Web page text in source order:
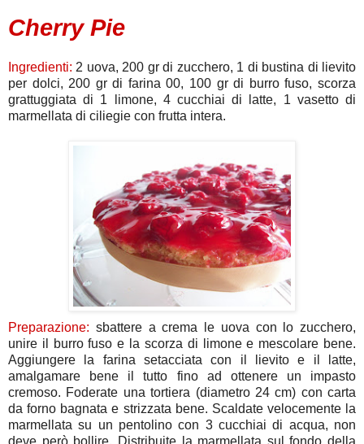
Cherry Pie
Ingredienti: 2 uova, 200 gr di zucchero, 1 di bustina di lievito
per dolci, 200 gr di farina 00, 100 gr di burro fuso, scorza
grattuggiata di 1 limone, 4 cucchiai di latte, 1 vasetto di
marmellata di ciliegie con frutta intera.
Preparazione: sbattere a crema le uova con lo zucchero,
unire il burro fuso e la scorza di limone e mescolare bene.
Aggiungere la farina setacciata con il lievito e il latte,
amalgamare bene il tutto fino ad ottenere un impasto
cremoso. Foderate una tortiera (diametro 24 cm) con carta
da forno bagnata e strizzata bene. Scaldate velocemente la
marmellata su un pentolino con 3 cucchiai di acqua, non
deve però bollire. Distribuite la marmellata sul fondo della